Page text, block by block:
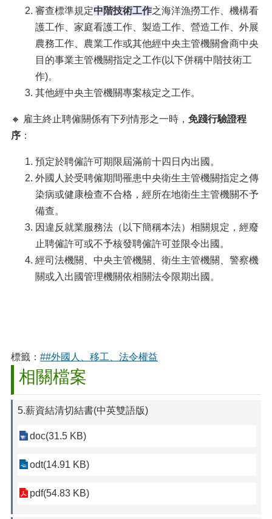
審查標準規定中階技術工作之海洋漁撈工作、機構看
護工作、家庭看護工作、製造工作、營造工作、外展
農務工作、農業工作或其他經中央主管機關會商中央
目的事業主管機關指定之工作(以下併稱中階技術工
作)。
其他經中央主管機關專案核定之工作。
🔸 雇主終止聘僱關係有下列情形之一時， 免踐行驗證程
序 ：
預定於聘僱許可期限屆滿前十四日內出國。
外國人於受聘僱期間罹患中央衛生主管機關指定之傳
染病或健康檢查不合格，經所在地衛生主管機關不予
備查。
因違反就業服務法（以下簡稱本法）相關規定，經廢
止聘僱許可或不予核發聘僱許可並限令出國。
經司法機關、中央主管機關、衛生主管機關、警察機
關或入出國管理機關依相關法令限期出國。
標籤： ##外國人、移工、法令權益
相關檔案
5.薪資結清切結書(中英雙語版)
doc(31.5 KB)
odt(14.91 KB)
pdf(54.83 KB)